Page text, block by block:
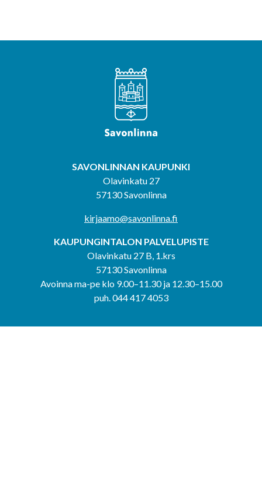
SAVONLINNAN KAUPUNKI
Olavinkatu 27
57130 Savonlinna
kirjaamo@savonlinna.fi
KAUPUNGINTALON PALVELUPISTE
Olavinkatu 27 B, 1.krs
57130 Savonlinna
Avoinna ma-pe klo 9.00–11.30 ja 12.30–15.00
puh. 044 417 4053